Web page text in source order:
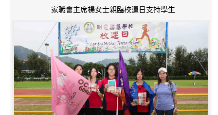
家職會主席楊女士親臨校運日支持學生